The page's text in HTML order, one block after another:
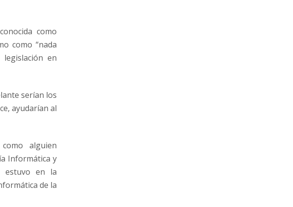
como
como “nada
en
serían los
ayudarían al
alguien
Informática y
estuvo en la
de la